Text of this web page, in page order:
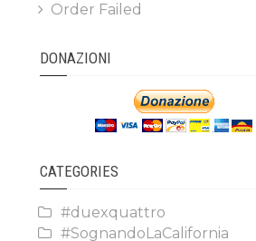
Order Failed
DONAZIONI
CATEGORIES
#duexquattro
#SognandoLaCalifornia